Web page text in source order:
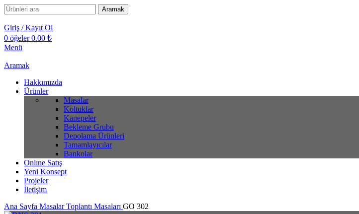
Aramak
Giriş / Kayıt Ol
0 öğeler 0.00 ₺
Menü
Aramak
Hakkımızda
Ürünler
Masalar
Koltuklar
Kanepeler
Bekleme Grubu
Depolama Ürünleri
Tamamlayıcılar
Bankolar
Onlıne Satış
Yeni Konsept
Projeler
İletişim
Ana Sayfa MasalarToplantı Masaları GO 302